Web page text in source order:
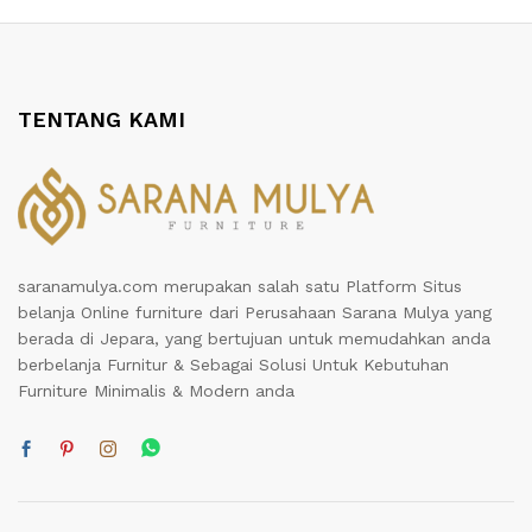
TENTANG KAMI
saranamulya.com merupakan salah satu Platform Situs
belanja Online furniture dari Perusahaan Sarana Mulya yang
berada di Jepara, yang bertujuan untuk memudahkan anda
berbelanja Furnitur & Sebagai Solusi Untuk Kebutuhan
Furniture Minimalis & Modern anda